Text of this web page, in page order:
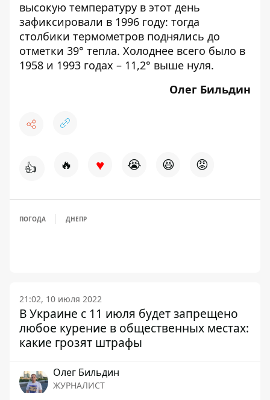
высокую температуру в этот день
зафиксировали в 1996 году: тогда
столбики термометров поднялись до
отметки 39° тепла. Холоднее всего было в
1958 и 1993 годах – 11,2° выше нуля.
Олег Бильдин
👍 🔥 ♥ 😭 😆 😡
ПОГОДА ДНЕПР
21:02, 10 июля 2022
В Украине с 11 июля будет запрещено
любое курение в общественных местах:
какие грозят штрафы
Олег Бильдин
ЖУРНАЛИСТ